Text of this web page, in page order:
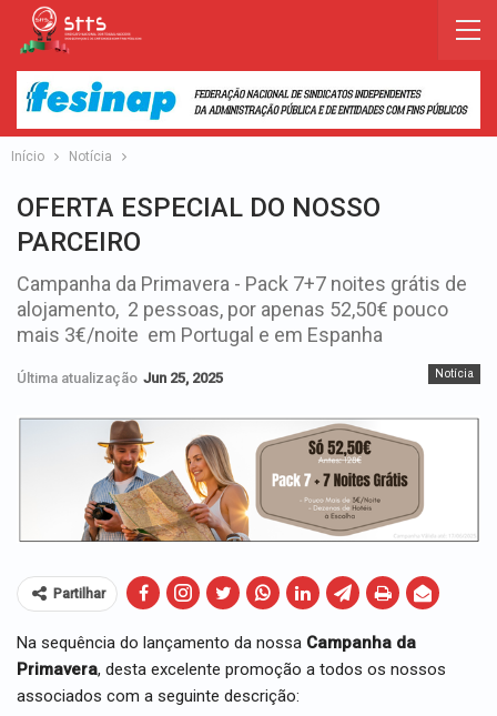
Início Notícia
OFERTA ESPECIAL DO NOSSO
PARCEIRO
Campanha da Primavera - Pack 7+7 noites grátis de
alojamento, 2 pessoas, por apenas 52,50€ pouco
mais 3€/noite em Portugal e em Espanha
Notícia
Última atualização Jun 25, 2025
Partilhar
Na sequência do lançamento da nossa Campanha da
Primavera, desta excelente promoção a todos os nossos
associados com a seguinte descrição: